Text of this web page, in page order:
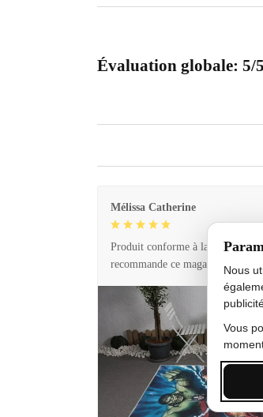
Évaluation globale: 5/5
Mélissa Catherine
Produit conforme à la
recommande ce magasin !Nous
Vous